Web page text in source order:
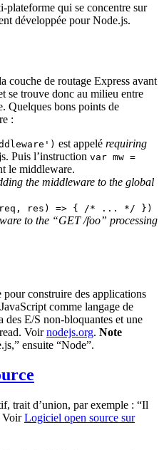
qui se concentre sur
développée pour Node.js.
couche de routage Express avant
se trouve donc au milieu entre
Quelques bons points de
:
est appelé requiring
Puis l’instruction var mw =
le middleware.
the middleware to the global
res) => { /* ... */ })
to the “GET /foo” processing
construire des applications
comme langage de
E/S non-bloquantes et une
Voirnodejs.org. Note
ensuite “Node”.
trait d’union, par exemple : “Il
VoirLogiciel open source sur